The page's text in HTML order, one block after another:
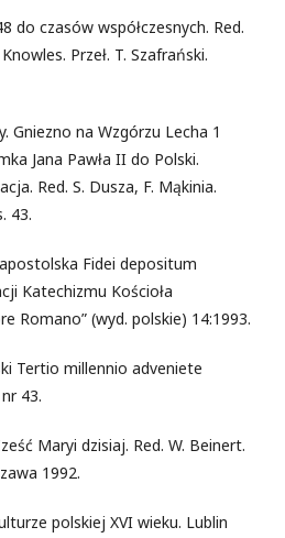
do czasów współczesnych. Red.
Przeł. T. Szafrański.
Gniezno na Wzgórzu Lecha 1
Jana Pawła II do Polski.
Red. S. Dusza, F. Mąkinia.
43.
Fidei depositum
Katechizmu Kościoła
Romano” (wyd. polskie) 14:1993.
Tertio millennio adveniete
43.
Maryi dzisiaj. Red. W. Beinert.
1992.
polskiej XVI wieku. Lublin